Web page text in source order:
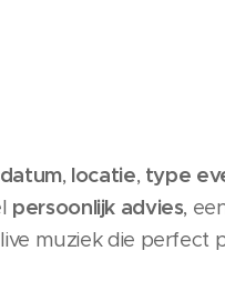
datum, locatie, type
persoonlijk advies,
muziek die perfect